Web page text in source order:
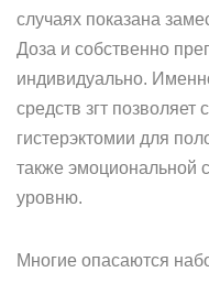
случаях показана
Доза и собственно
индивидуально.
средств згт позволяет
гистерэктомии для
также эмоциональной
уровню.
Многие опасаются